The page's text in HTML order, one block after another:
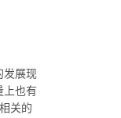
发展现
上也有
关的